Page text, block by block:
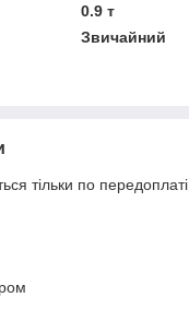
0.9 т
Звичайний
тільки по передоплаті.